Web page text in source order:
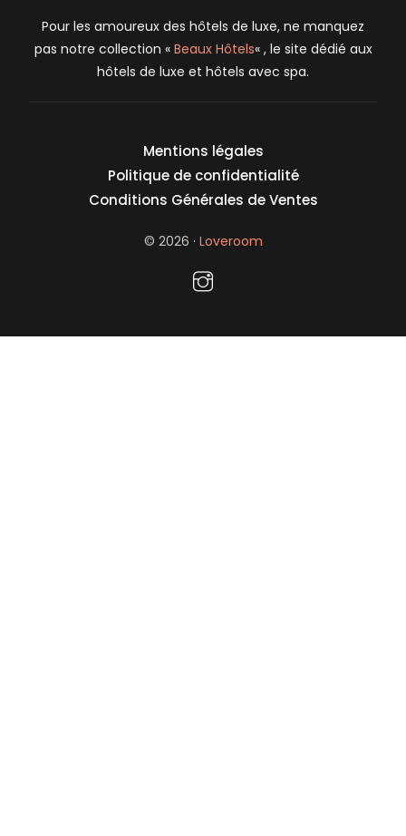
Pour les amoureux des hôtels de luxe, ne manquez
pas notre collection « Beaux Hôtels« , le site dédié aux
hôtels de luxe et hôtels avec spa.
Mentions légales
Politique de confidentialité
Conditions Générales de Ventes
© 2026 · Loveroom